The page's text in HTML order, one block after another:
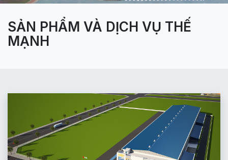
SẢN PHẨM VÀ DỊCH VỤ THẾ
MẠNH